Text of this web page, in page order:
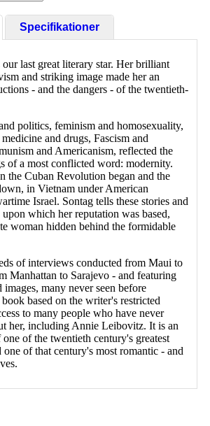
Specifikationer
our last great literary star. Her brilliant
and striking image made her an
- and the dangers - of the twentieth-
politics, feminism and homosexuality,
and drugs, Fascism and
and Americanism, reflected the
of a most conflicted word: modernity.
the Cuban Revolution began and the
in Vietnam under American
Israel. Sontag tells these stories and
which her reputation was based,
woman hidden behind the formidable
of interviews conducted from Maui to
Manhattan to Sarajevo - and featuring
many never seen before
based on the writer's restricted
to many people who have never
her, including Annie Leibovitz. It is an
of the twentieth century's greatest
of that century's most romantic - and